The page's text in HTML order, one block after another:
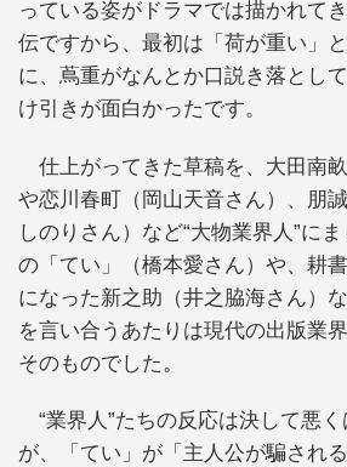
っている姿がドラマでは描かれて
伝ですから、最初は「荷が重い」
に、蔦重がなんとか口説き落とし
け引きが面白かったです。
仕上がってきた草稿を、大田南畝
や恋川春町（岡山天音さん）、朋
しのりさん）など“大物業界人”に
の「てい」（橋本愛さん）や、耕
になった新之助（井之脇海さん）
を言い合うあたりは現代の出版業
そのものでした。
“業界人”たちの反応は決して悪
が、「てい」が「主人公が騙され